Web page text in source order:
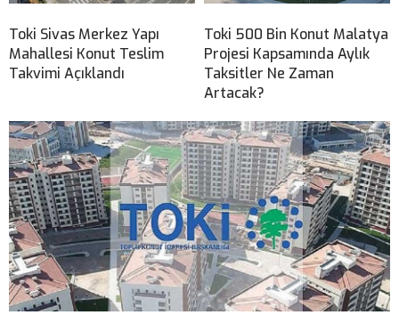
Toki Sivas Merkez Yapı
Mahallesi Konut Teslim
Takvimi Açıklandı
Toki 500 Bin Konut Malatya
Projesi Kapsamında Aylık
Taksitler Ne Zaman
Artacak?